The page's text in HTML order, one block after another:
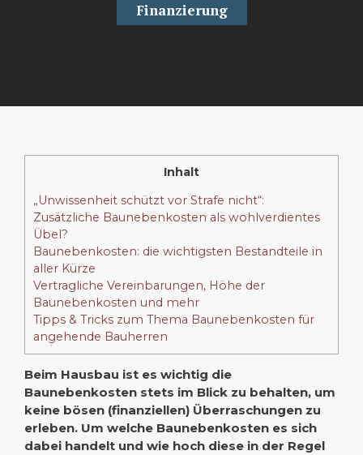
Finanzierung
Inhalt
„Unwissenheit schützt vor Strafe nicht“:
Zusätzliche Baunebenkosten als wohlverdientes
Übel?
Baunebenkosten: die wichtigsten Bestandteile in
aller Kürze
Vertragliche Vereinbarungen, Höhe der
Baunebenkosten und mehr
Tipps & Tricks zum Thema Baunebenkosten für
angehende Bauherren
Beim Hausbau ist es wichtig die
Baunebenkosten stets im Blick zu behalten, um
keine bösen (finanziellen) Überraschungen zu
erleben. Um welche Baunebenkosten es sich
dabei handelt und wie hoch diese in der Regel